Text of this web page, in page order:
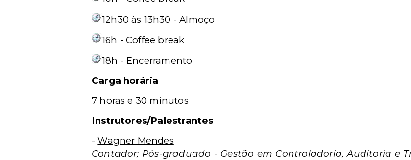
12h30 às 13h30 - Almoço
16h - Coffee break
18h - Encerramento
Carga horária
7 horas e 30 minutos
Instrutores/Palestrantes
-Wagner Mendes
Contador; Pós-graduado - Gestão em Controladoria, Auditoria e